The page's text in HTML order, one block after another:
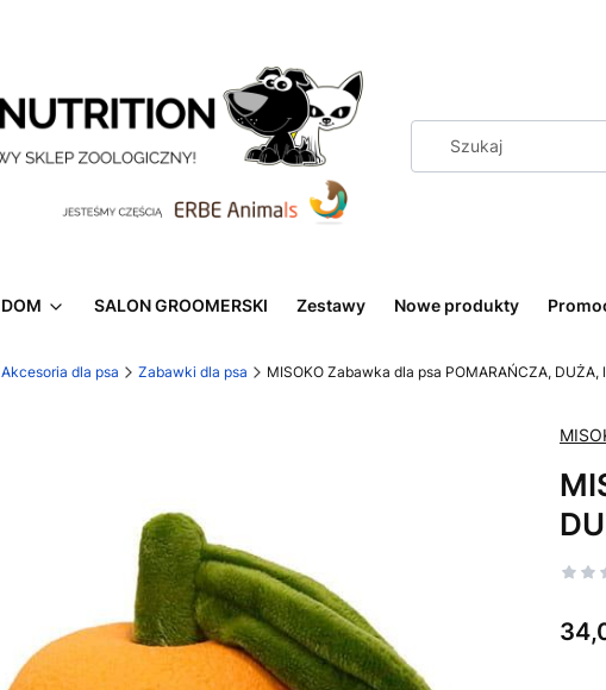
DOM SALON GROOMERSKI Zestawy Nowe produkty
Akcesoria dla psa Zabawki dla psa MISOKO Zabawka dla psa POMARAŃCZA, DUŻA,